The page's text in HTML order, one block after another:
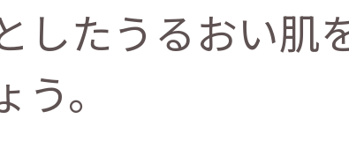
したうるおい肌
。